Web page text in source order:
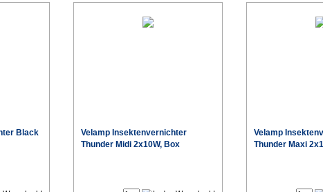
Black
Velamp Insektenvernichter
Thunder Midi 2x10W, Box
Velamp
Thunder Maxi